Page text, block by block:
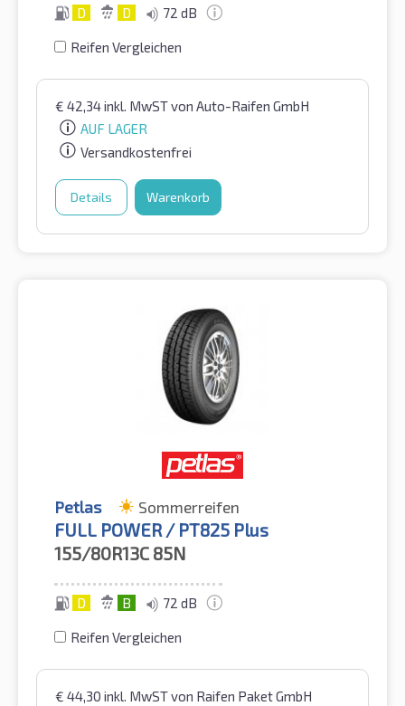
D D 72 dB
Reifen Vergleichen
€ 42,34inkl. MwSTvon Auto-Raifen GmbH
AUF LAGER
Versandkostenfrei
Details Warenkorb
Petlas Sommerreifen
FULL POWER / PT825 Plus
155/80R13C 85N
D B 72 dB
Reifen Vergleichen
€ 44,30 inkl. MwSTvon Raifen Paket GmbH